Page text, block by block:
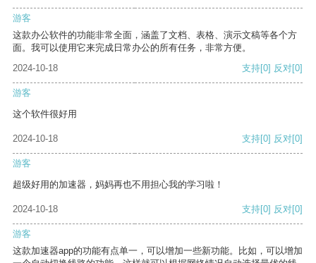
游客
这款办公软件的功能非常全面，涵盖了文档、表格、演示文稿等各个方
面。我可以使用它来完成日常办公的所有任务，非常方便。
2024-10-18
支持[0] 反对[0]
游客
这个软件很好用
2024-10-18 支持[0] 反对[0]
游客
超级好用的加速器，妈妈再也不用担心我的学习啦！
2024-10-18 支持[0] 反对[0]
游客
这款加速器app的功能有点单一，可以增加一些新功能。比如，可以增加